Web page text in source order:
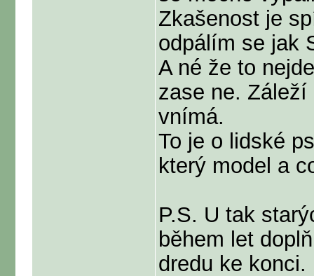
Zkašenost je
odpálím se jak
A né že to
zase ne.
vnímá.
To je o lidské
který model a
P.S. U tak
během let
dredu ke konci.